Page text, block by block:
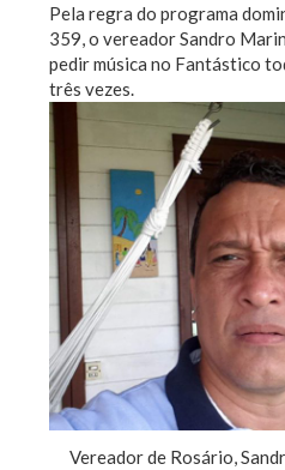
Pela regra do programa
359, o vereador Sandro
pedir música no Fantástico
três vezes.
Vereador de Rosário,